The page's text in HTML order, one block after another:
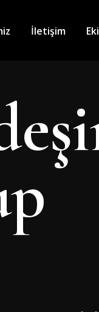
İletişim